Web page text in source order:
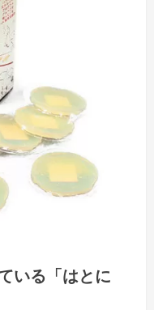
いる「はとに